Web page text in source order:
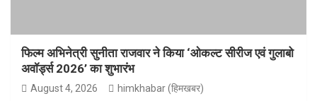
फिल्म अभिनेत्री सुनीता राजवार ने किया ‘ओकल्ट सीरीज एवं गुलाबो
अवॉर्ड्स 2026’ का शुभारंभ
August 4, 2026 himkhabar (हिमखबर)